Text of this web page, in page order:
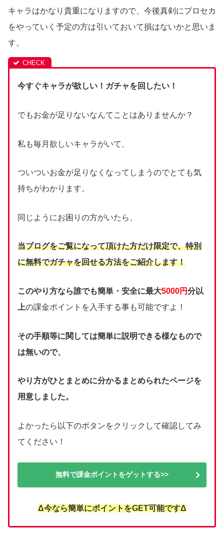
キャラはかなり貴重になりますので、今後真剣にプロセカ
をやっていく予定の方は引いておいて損はないかと思いま
す。
今すぐキャラが欲しい！ガチャを回したい！
でもお金が足りないなんてことはありませんか？
私も毎月欲しいキャラがいて、
ついついお金が足りなくなってしまうのでとても気
持ちがわかります。
同じようにお困りの方がいたら、
当ブログをご覧になって頂けた方だけ限定で、特別
に無料でガチャを回せる方法をご紹介します！
このやり方なら誰でも簡単・安全に最大5000円分以
上の課金ポイントを入手する事も可能ですよ！
その手順等に関しては簡単に説明できる様なもので
は無いので、
やり方がひとまとめに分かるまとめられたページを
用意しました。
よかったら以下のボタンをクリックして確認してみ
てください！
無料で課金ポイントをゲットする>>
Δ今なら簡単にポイントをGET可能ですΔ